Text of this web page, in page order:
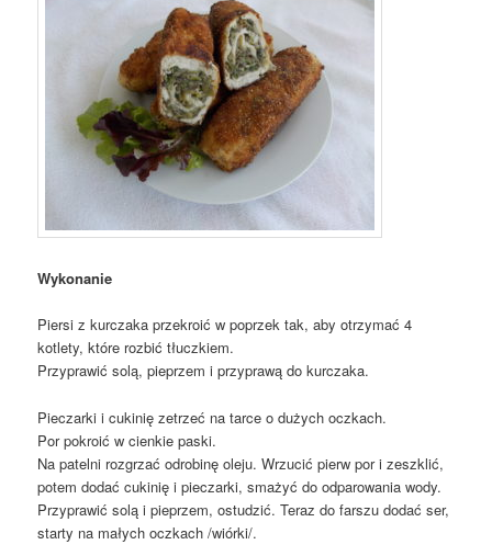
Wykonanie
Piersi z kurczaka przekroić w poprzek tak, aby otrzymać 4
kotlety, które rozbić tłuczkiem.
Przyprawić solą, pieprzem i przyprawą do kurczaka.
Pieczarki i cukinię zetrzeć na tarce o dużych oczkach.
Por pokroić w cienkie paski.
Na patelni rozgrzać odrobinę oleju. Wrzucić pierw por i zeszklić,
potem dodać cukinię i pieczarki, smażyć do odparowania wody.
Przyprawić solą i pieprzem, ostudzić. Teraz do farszu dodać ser,
starty na małych oczkach /wiórki/.